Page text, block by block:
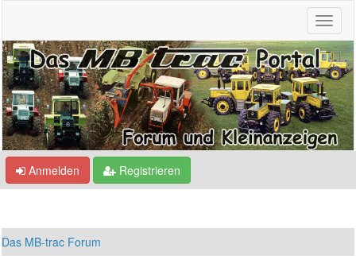
Anmelden Registrieren
Das MB-trac Forum